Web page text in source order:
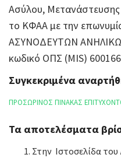
Ασύλου, Μετανάστευσης
το ΚΦΑΑ με την
ΑΣΥΝΟΔΕΥΤΩΝ
κωδικό ΟΠΣ (MIS)
Συγκεκριμένα
ΠΡΟΣΩΡΙΝΟΣ ΠΙΝΑΚΑΣ
Τα αποτελέσματα
Στην Ιστοσελίδα του